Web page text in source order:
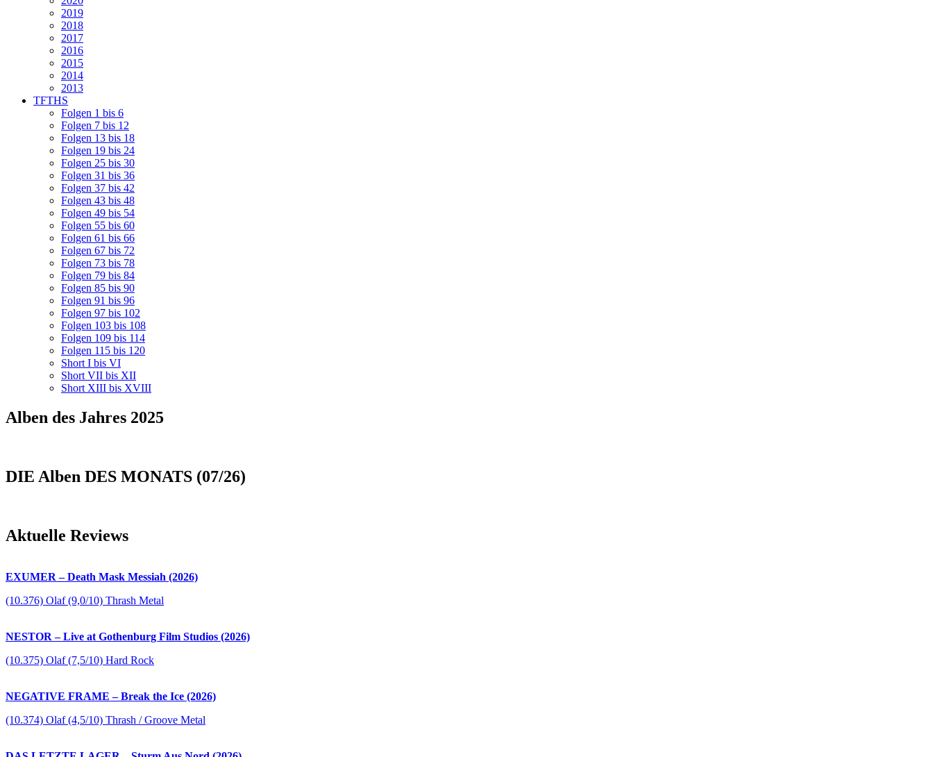
2019
2018
2017
2016
2015
2014
2013
TFTHS
Folgen 1 bis 6
Folgen 7 bis 12
Folgen 13 bis 18
Folgen 19 bis 24
Folgen 25 bis 30
Folgen 31 bis 36
Folgen 37 bis 42
Folgen 43 bis 48
Folgen 49 bis 54
Folgen 55 bis 60
Folgen 61 bis 66
Folgen 67 bis 72
Folgen 73 bis 78
Folgen 79 bis 84
Folgen 85 bis 90
Folgen 91 bis 96
Folgen 97 bis 102
Folgen 103 bis 108
Folgen 109 bis 114
Folgen 115 bis 120
Short I bis VI
Short VII bis XII
Short XIII bis XVIII
Alben des Jahres 2025
DIE Alben DES MONATS (07/26)
Aktuelle Reviews
EXUMER – Death Mask Messiah (2026)
(10.376) Olaf (9,0/10) Thrash Metal
NESTOR – Live at Gothenburg Film Studios (2026)
(10.375) Olaf (7,5/10) Hard Rock
NEGATIVE FRAME – Break the Ice (2026)
(10.374) Olaf (4,5/10) Thrash / Groove Metal